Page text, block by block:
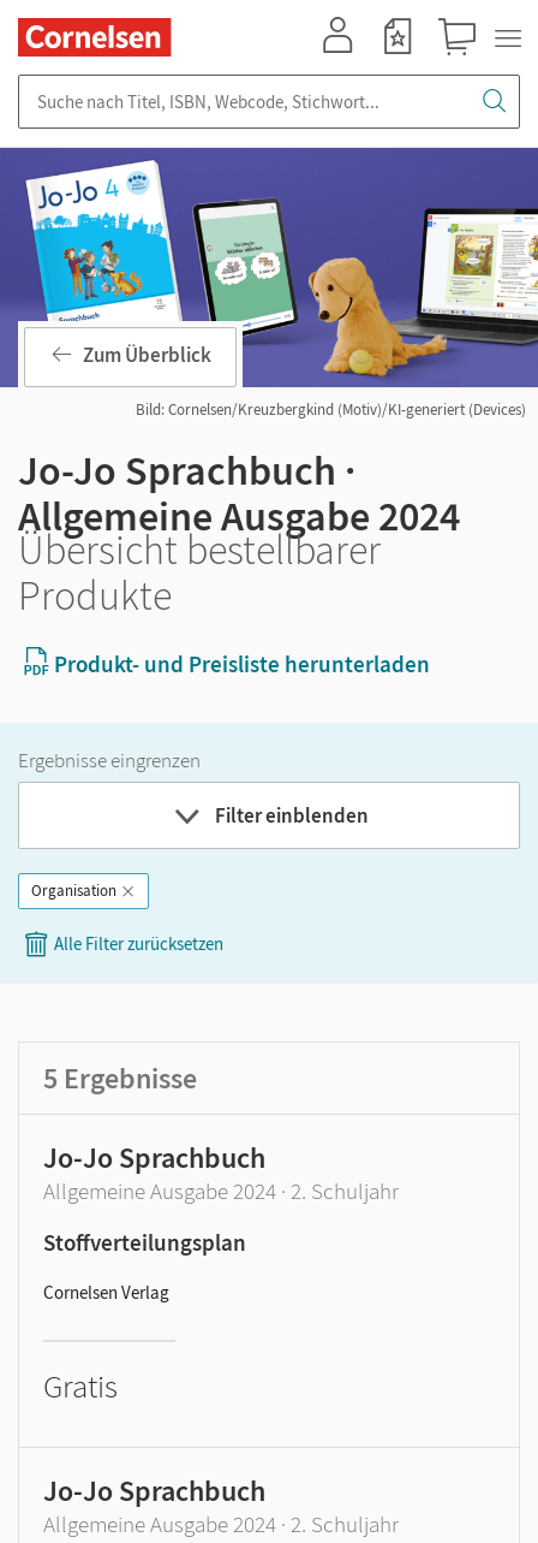
Bild: Cornelsen/Kreuzbergkind (Motiv)/KI-generiert (Devices)
Zum Überblick
Jo-Jo Sprachbuch ·
Allgemeine Ausgabe 2024
Übersicht bestellbarer
Produkte
Produkt- und Preisliste herunterladen
Ergebnisse eingrenzen
Filter einblenden
Band
GER-Niveau
Organisation
Alle Filter zurücksetzen
5 Ergebnisse
Jo-Jo Sprachbuch
Allgemeine Ausgabe 2024 · 2. Schuljahr
Stoffverteilungsplan
Cornelsen Verlag
Gratis
Jo-Jo Sprachbuch
Allgemeine Ausgabe 2024 · 2. Schuljahr